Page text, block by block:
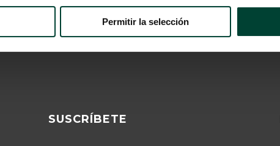
Permitir la selección
SUSCRÍBETE